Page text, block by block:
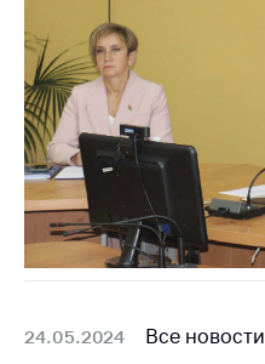
24.05.2024 Все новости